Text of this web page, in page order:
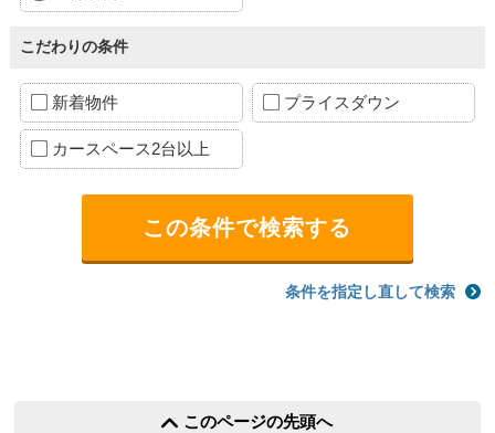
こだわりの条件
新着物件 プライスダウン
カースペース2台以上
条件を指定し直して検索
このページの先頭へ